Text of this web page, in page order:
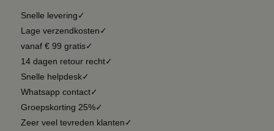
Snelle levering✓
Lage verzendkosten✓
vanaf € 99 gratis✓
14 dagen retour recht✓
Snelle helpdesk✓
Whatsapp contact✓
Groepskorting 25%✓
Zeer veel tevreden klanten✓